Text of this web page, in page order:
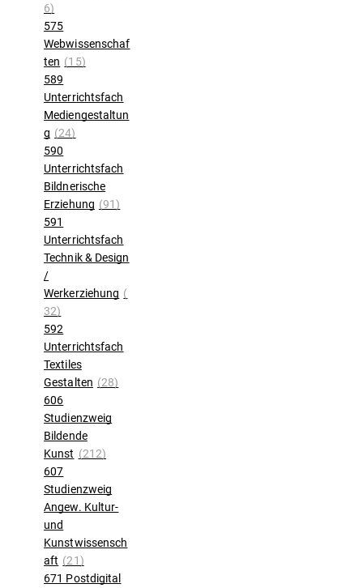
6)
575
Webwissenschaf
ten (15)
589
Unterrichtsfach
Mediengestaltun
g (24)
590
Unterrichtsfach
Bildnerische
Erziehung (91)
591
Unterrichtsfach
Technik & Design
/
Werkerziehung (
32)
592
Unterrichtsfach
Textiles
Gestalten (28)
606
Studienzweig
Bildende
Kunst (212)
607
Studienzweig
Angew. Kultur-
und
Kunstwissensch
aft (21)
671 Postdigital